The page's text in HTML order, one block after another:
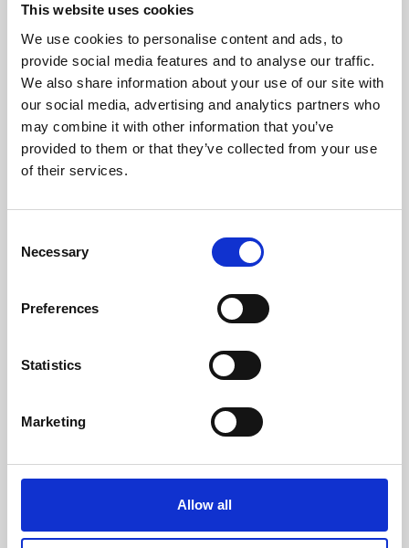
This website uses cookies
We use cookies to personalise content and ads, to
provide social media features and to analyse our traffic.
We also share information about your use of our site with
our social media, advertising and analytics partners who
may combine it with other information that you’ve
provided to them or that they’ve collected from your use
of their services.
Selection
Necessary
Preferences
Statistics
Marketing
Allow all
Temperatura Máxima de Gases (ºC)
Temperatura Mínima de Gases (ºC) 74
Pressão Máxima (bar)
Volume vaso de expansão (L)
Diámetro da chaminé (mm)
Depressão necessária na chaminé (pa)
Autonomia Min/Max (h)
386 Kg 100 mm 70L 45kg